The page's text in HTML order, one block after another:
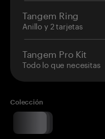
Tangem Ring
Anillo y 2 tarjetas
Tangem Pro Kit
Todo lo que necesitas
Colección